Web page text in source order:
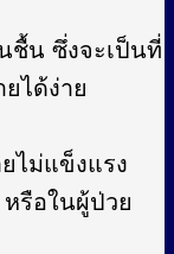
ชื้น ซึ่งจะเป็นที่
ได้ง่าย
ไม่แข็งแรง
หรือในผู้ป่วย